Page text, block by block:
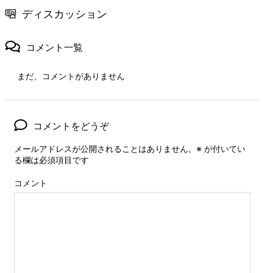
ディスカッション
コメント一覧
まだ、コメントがありません
コメントをどうぞ
メールアドレスが公開されることはありません。 ※ が付いてい
る欄は必須項目です
コメント